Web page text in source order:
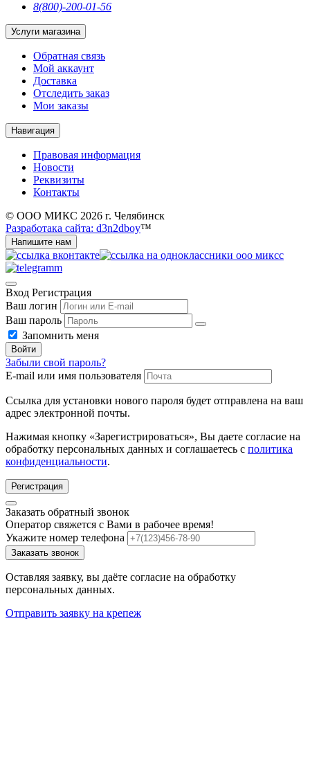
8(800)-200-01-56
Услуги магазина
Обратная связь
Мой аккаунт
Доставка
Отследить заказ
Мои заказы
Навигация
Правовая информация
Новости
Реквизиты
Контакты
© ООО МИКС 2026 г. Челябинск
Разработака сайта: d3n2dboy™
Напишите нам
Вход Регистрация
Ваш логин
Ваш пароль
Запомнить меня
Войти
Забыли свой пароль?
E-mail или имя пользователя
Ссылка для установки нового пароля будет отправлена ​​на ваш
адрес электронной почты.
Нажимая кнопку «Зарегистрироваться», Вы даете согласие на
обработку персональных данных и соглашаетесь с политика
конфиденциальности.
Регистрация
Заказать обратный звонок
Оператор свяжется с Вами в рабочее время!
Укажите номер телефона
Заказать звонок
Оставляя заявку, вы даёте согласие на обработку
персональных данных.
Отправить заявку на крепеж